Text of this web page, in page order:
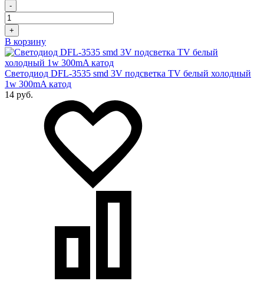
-
+
В корзину
Светодиод DFL-3535 smd 3V подсветка TV белый холодный
1w 300mA катод
14 руб.